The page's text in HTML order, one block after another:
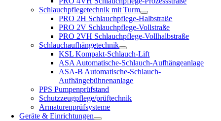
Schlauchpflegetechnik mit Turm
PRO 2H Schlauchpflege-Halbstraße
PRO 2V Schlauchpflege-Vollstraße
PRO 2VH Schlauchpflege-Vollhalbstraße
Schlauchaufhängetechnik
KSL Kompakt-Schlauch-Lift
ASA Automatische-Schlauch-Aufhängeanlage
ASA-B Automatische-Schlauch-
Aufhängebühnenanlage
PPS Pumpenprüfstand
Schutzzeugpflege/prüftechnik
Armaturenprüfsysteme
Geräte & Einrichtungen